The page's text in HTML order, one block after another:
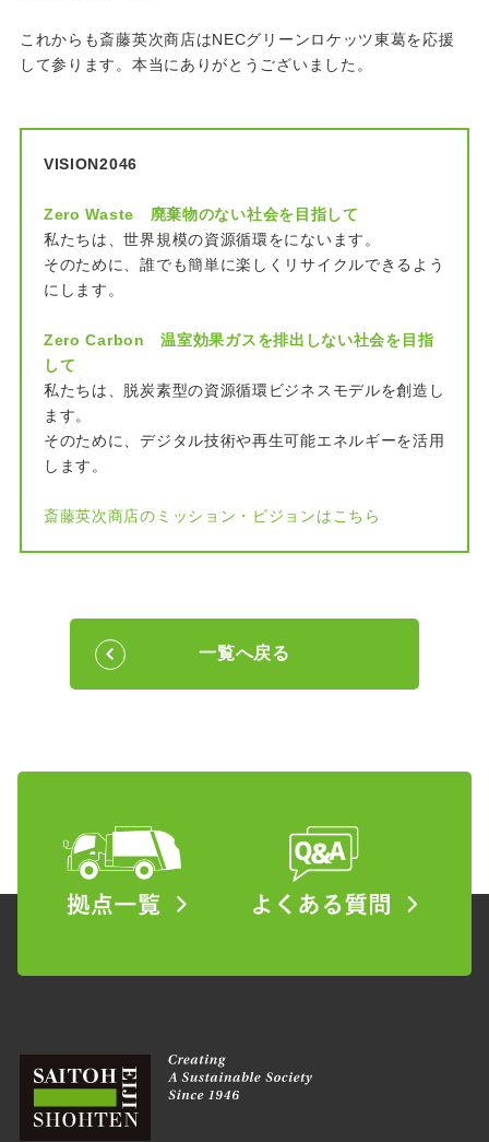
これからも斎藤英次商店はNECグリーンロケッツ東葛を応援
して参ります。本当にありがとうございました。
VISION2046
Zero Waste 廃棄物のない社会を目指して
私たちは、世界規模の資源循環をにないます。
そのために、誰でも簡単に楽しくリサイクルできるよう
にします。
Zero Carbon 温室効果ガスを排出しない社会を目指
して
私たちは、脱炭素型の資源循環ビジネスモデルを創造し
ます。
そのために、デジタル技術や再生可能エネルギーを活用
します。
斎藤英次商店のミッション・ビジョンはこちら
一覧へ戻る